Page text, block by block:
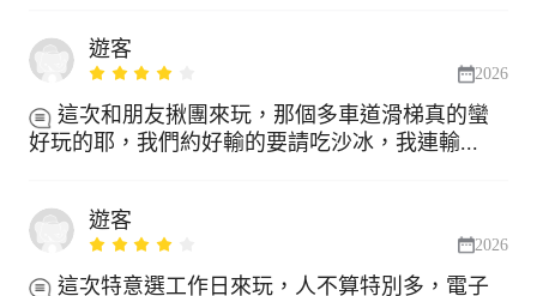
遊客
2026
這次和朋友揪團來玩，那個多車道滑梯真的蠻
好玩的耶，我們約好輸的要請吃沙冰，我連輸...
遊客
2026
這次特意選工作日來玩，人不算特別多，電子